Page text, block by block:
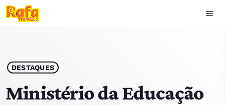
menu
play_arrow OUVIR RAFA
DESTAQUES
Ministério da Educação